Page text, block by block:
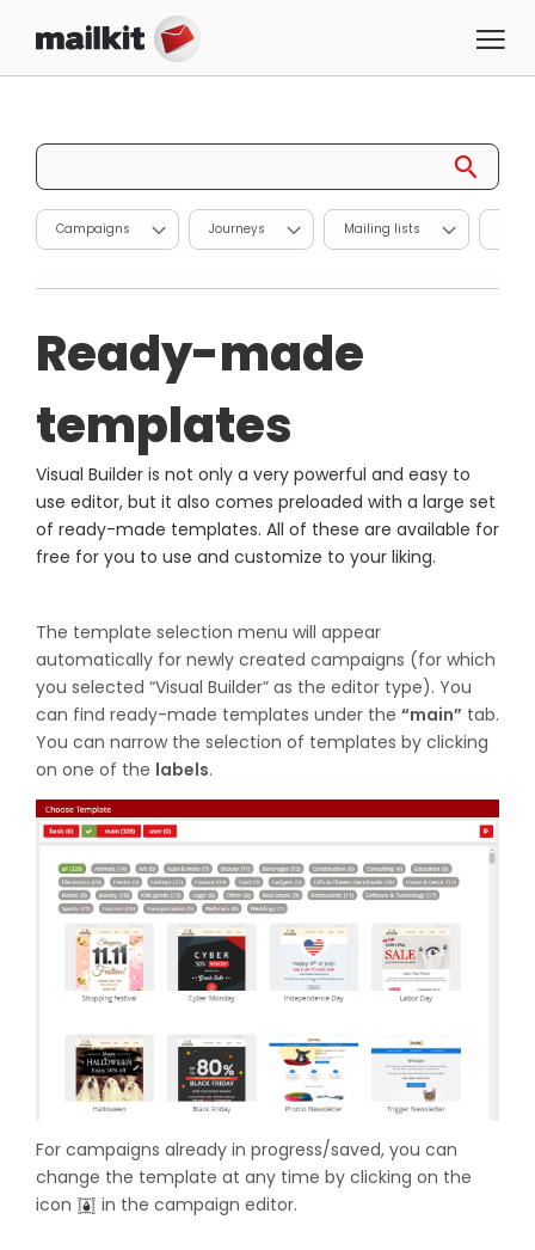
Campaigns Journeys Mailing lists
Ready-made
templates
Visual Builder is not only a very powerful and easy to
use editor, but it also comes preloaded with a large set
of ready-made templates. All of these are available for
free for you to use and customize to your liking.
The template selection menu will appear
automatically for newly created campaigns (for which
you selected “Visual Builder” as the editor type). You
can find ready-made templates under the “main” tab.
You can narrow the selection of templates by clicking
on one of the labels.
For campaigns already in progress/saved, you can
change the template at any time by clicking on the
icon
in the campaign editor.